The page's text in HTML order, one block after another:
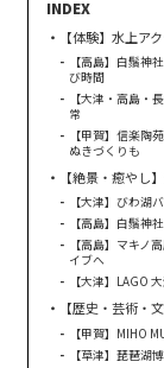
【体験】水上ア
【高島】白鬚神
び時間
【大津・高島・
常
【甲賀】信楽陶
ぬきづくりも
【絶景・癒やし
【大津】びわ湖
【高島】白鬚神
【高島】マキノ
イブへ
【大津】LAGO
【歴史・芸術・
【甲賀】MIHO
【草津】琵琶湖